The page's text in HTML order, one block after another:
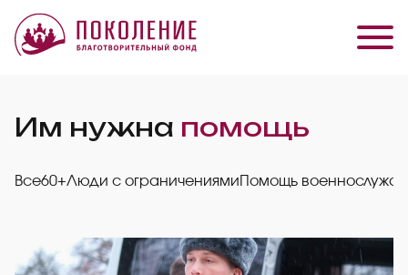
Им нужна помощь
Все60+Люди с ограничениями Помощь